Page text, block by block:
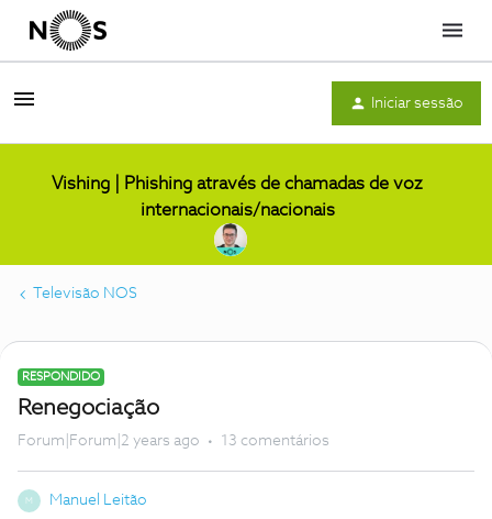
Menu
Iniciar sessão
Vishing | Phishing através de chamadas de voz
internacionais/nacionais
Televisão NOS
RESPONDIDO
Renegociação
Forum|Forum|2 years ago 13 comentários
M Manuel Leitão